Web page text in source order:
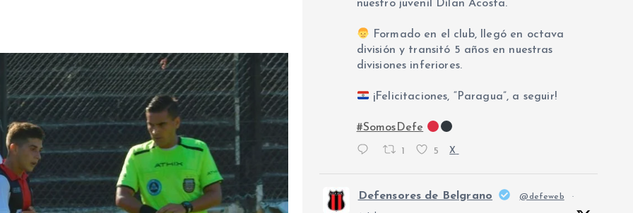
nuestro juvenil Dilan Acosta.
Formado en el club, llegó en octava
división y transitó 5 años en nuestras
divisiones inferiores.
¡Felicitaciones, “Paragua”, a seguir!
#SomosDefe
1 5 X
Defensores de Belgrano @defeweb ·